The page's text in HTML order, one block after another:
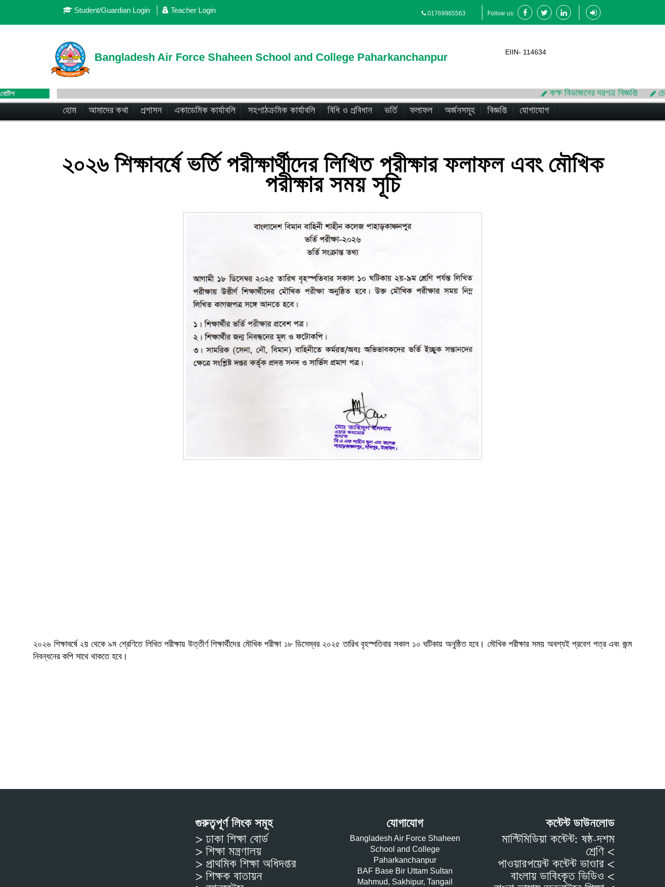
Student/Guardian Login Teacher Login 01769965563 Follow us:
Bangladesh Air Force Shaheen School and College Paharkanchanpur EIIN- 114634
নোটিশ কক্ষ বিভাজনের দরপত্র বিজ্ঞপ্তি
হোম
আমাদের কথা প্রশাসন একাডেমিক কার্যাবলি সহপাঠক্রমিক কার্যাবলি বিধি ও প্রবিধান ভর্তি ফলাফল অর্জনসমূহ বিজ্ঞপ্তি যোগাযোগ
২০২৬ শিক্ষাবর্ষে ভর্তি পরীক্ষার্থীদের লিখিত পরীক্ষার ফলাফল এবং মৌখিক
পরীক্ষার সময় সূচি
২০২৬ শিক্ষাবর্ষে ২য় থেকে ৯ম শ্রেণিতে লিখিত পরীক্ষায় উত্তীর্ণ শিক্ষার্থীদের মৌখিক পরীক্ষা ১৮ ডিসেম্বর ২০২৫ তারিখ বৃহস্পতিবার সকাল ১০ ঘটিকায় অনুষ্ঠিত হবে। মৌখিক পরীক্ষার সময় অবশ্যই প্রবেশ পত্র এবং জন্ম
নিবন্ধনের কপি সাথে থাকতে হবে।
গুরুত্বপূর্ণ লিংক সমূহ
> ঢাকা শিক্ষা বোর্ড
> শিক্ষা মন্ত্রণালয়
> প্রাথমিক শিক্ষা অধিদপ্তর
> শিক্ষক বাতায়ন
যোগাযোগ
Bangladesh Air Force Shaheen
School and College
Paharkanchanpur
BAF Base Bir Uttam Sultan
Mahmud, Sakhipur, Tangail
কন্টেন্ট ডাউনলোড
মাল্টিমিডিয়া কন্টেন্ট: ষষ্ঠ-দশম
শ্রেণি <
পাওয়ারপয়েন্ট কন্টেন্ট ভাণ্ডার <
বাংলায় ডাবিংকৃত ভিডিও <